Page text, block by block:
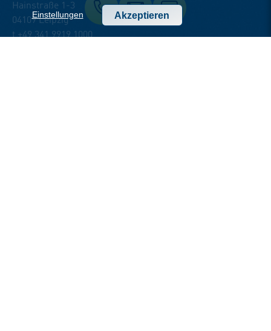
Hainstraße 1-3
04109 Leipzig
t +49 341 9919 1000
Einstellungen Akzeptieren